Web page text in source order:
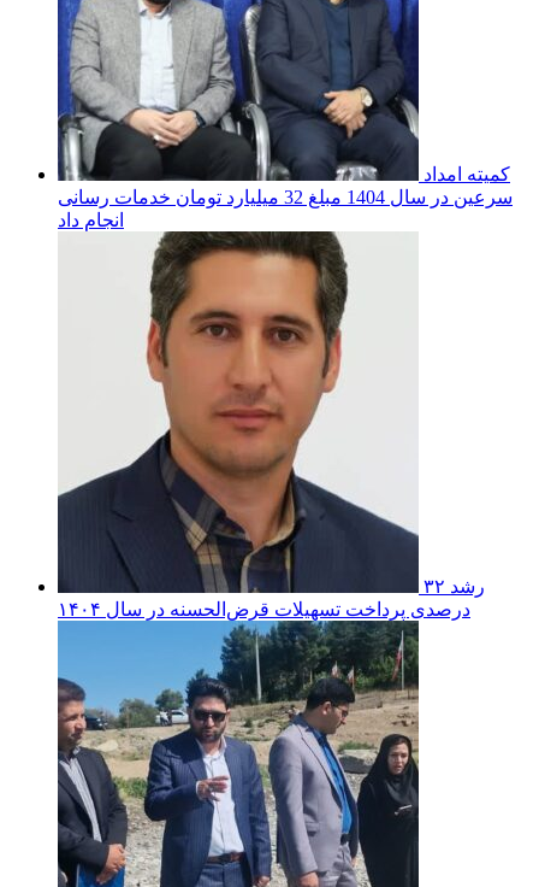
سرعین در سال 1404 مبلغ 32 میلیارد تومان خدمات رسانی
انجام داد
درصدی پرداخت تسهیلات قرض‌الحسنه در سال ۱۴۰۴